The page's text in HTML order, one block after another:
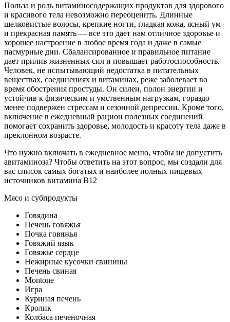
Польза и роль витаминосодержащих продуктов для здорового
и красивого тела невозможно переоценить. Длинные
шелковистые волосы, крепкие ногти, гладкая кожа, ясный ум
и прекрасная память — все это дает нам отличное здоровье и
хорошее настроение в любое время года и даже в самые
пасмурные дни. Сбалансированное и правильное питание
дает прилив жизненных сил и повышает работоспособность.
Человек, не испытывающий недостатка в питательных
веществах, соединениях и витаминах, реже заболевает во
время обострения простуды. Он силен, полон энергии и
устойчив к физическим и умственным нагрузкам, гораздо
менее подвержен стрессам и сезонной депрессии. Кроме того,
включение в ежедневный рацион полезных соединений
помогает сохранить здоровье, молодость и красоту тела даже в
преклонном возрасте.
Что нужно включать в ежедневное меню, чтобы не допустить
авитаминоза? Чтобы ответить на этот вопрос, мы создали для
вас список самых богатых и наиболее полных пищевых
источников витамина B12
Мясо и субпродукты
Говядина
Печень говяжья
Почка говяжья
Говяжий язык
Говяжье сердце
Нежирные кусочки свинины
Печень свиная
Montone
Игра
Куриная печень
Кролик
Колбаса печеночная